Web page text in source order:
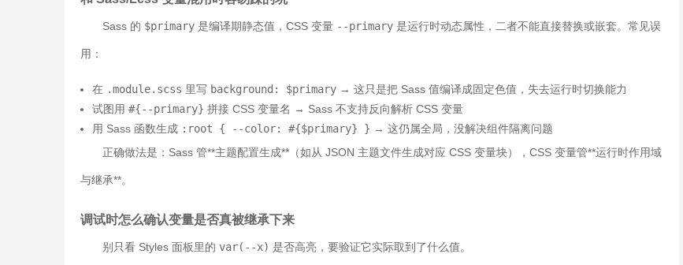
Sass 的 $primary 是编译期静态值，CSS 变量 --primary 是运行时动态属性，二者不能直接替换或嵌套。常见误
用：
在 .module.scss 里写 background: $primary → 这只是把 Sass 值编译成固定色值，失去运行时切换能力
试图用 #{--primary} 拼接 CSS 变量名 → Sass 不支持反向解析 CSS 变量
用 Sass 函数生成 :root { --color: #{$primary} } → 这仍属全局，没解决组件隔离问题
正确做法是：Sass 管**主题配置生成**（如从 JSON 主题文件生成对应 CSS 变量块），CSS 变量管**运行时作用域
与继承**。
调试时怎么确认变量是否真被继承下来
别只看 Styles 面板里的 var(--x) 是否高亮，要验证它实际取到了什么值。